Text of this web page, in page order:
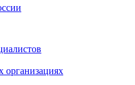
организациях